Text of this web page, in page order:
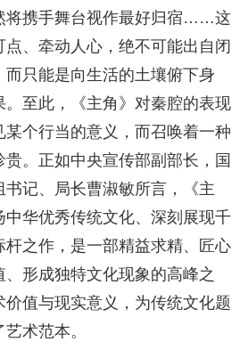
将携手舞台视作最好归宿……这
、牵动人心，绝不可能出自闭
而只能是向生活的土壤俯下身
至此，《主角》对秦腔的表现
个行当的意义，而召唤着一种
。正如中央宣传部副部长，国
书记、局长曹淑敏所言，《主
华优秀传统文化、深刻展现千
之作，是一部精益求精、匠心
形成独特文化现象的高峰之
值与现实意义，为传统文化题
术范本。